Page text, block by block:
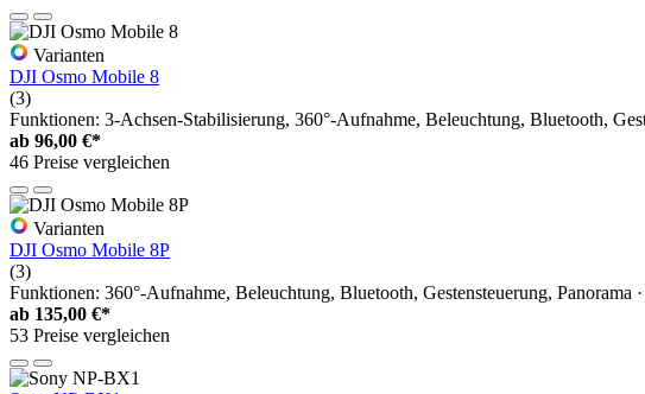
Varianten
DJI Osmo Mobile 8
(3)
Funktionen: 3-Achsen-Stabilisierung, 360°-Aufnahme, Beleuchtung, Bluetooth,
ab 96,00 €*
46 Preise vergleichen
Varianten
DJI Osmo Mobile 8P
(3)
Funktionen: 360°-Aufnahme, Beleuchtung, Bluetooth, Gestensteuerung, Panorama
ab 135,00 €*
53 Preise vergleichen